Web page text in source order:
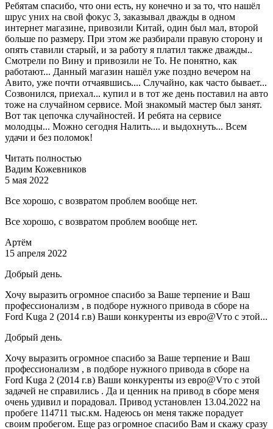
Ребятам спасибо, что они есть, ну конечно и за то, что нашёл
шрус уних на свой фокус 3, заказывал дважды в одном
интернет магазине, привозили Китай, один был мал, второй
больше по размеру. При этом же разбирали правую сторону и
опять ставили старый, и за работу я платил также дважды..
Смотрели по Вину и привозили не То. Не понятно, как
работают... Данный магазин нашёл уже поздно вечером на
Авито, уже почти отчаявшись.... Случайно, как часто бывает...
Созвонился, приехал... купил и в тот же день поставил на авто
тоже на случайном сервисе. Мой знакомый мастер был занят.
Вот так цепочка случайностей. И ребята на сервисе
молодцы... Можно сегодня Налить.... и выдохнуть... Всем
удачи и без поломок!
Читать полностью
Вадим Кожевников
5 мая 2022
Все хорошо, с возвратом проблем вообще нет.
Все хорошо, с возвратом проблем вообще нет.
Артём
15 апреля 2022
Добрый день.
Хочу выразить огромное спасибо за Ваше терпение и Ваш
профессионализм , в подборе нужного привода в сборе на
Ford Kuga 2 (2014 г.в) Ваши конкуренты из евро@Vто с этой...
Добрый день.
Хочу выразить огромное спасибо за Ваше терпение и Ваш
профессионализм , в подборе нужного привода в сборе на
Ford Kuga 2 (2014 г.в) Ваши конкуренты из евро@Vто с этой
задачей не справились . Да и ценник на привод в сборе меня
очень удивил и порадовал. Привод установлен 13.04.2022 на
пробеге 114711 тыс.км. Надеюсь он меня также порадует
своим пробегом. Еще раз огромное спасибо Вам и скажу сразу